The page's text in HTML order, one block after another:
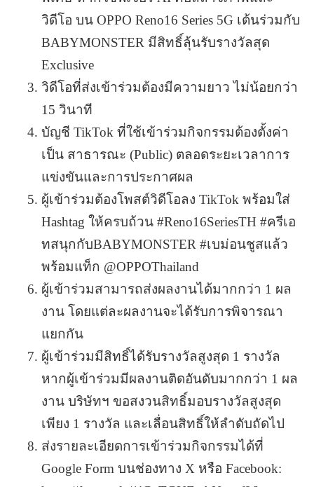
วิดีโอ บน OPPO Reno16 Series 5G เต้นร่วมกับ
BABYMONSTER มีสิทธิ์ลุ้นรับรางวัลสุด
Exclusive
วิดีโอที่ส่งเข้าร่วมต้องมีความยาว ไม่น้อยกว่า
15 วินาที
บัญชี TikTok ที่ใช้เข้าร่วมกิจกรรมต้องตั้งค่า
เป็น สาธารณะ (Public) ตลอดระยะเวลาการ
แข่งขันและการประกาศผล
ผู้เข้าร่วมต้องโพสต์วิดีโอลง TikTok พร้อมใส่
Hashtag ให้ครบถ้วน #Reno16SeriesTH #ครีเอ
ทสนุกกับBABYMONSTER #เบม่อนชูสแล้ว
พร้อมแท็ก @OPPOThailand
ผู้เข้าร่วมสามารถส่งผลงานได้มากกว่า 1 ผล
งาน โดยแต่ละผลงานจะได้รับการพิจารณา
แยกกัน
ผู้เข้าร่วมมีสิทธิ์ได้รับรางวัลสูงสุด 1 รางวัล
หากผู้เข้าร่วมมีผลงานติดอันดับมากกว่า 1 ผล
งาน บริษัทฯ ขอสงวนสิทธิ์มอบรางวัลสูงสุด
เพียง 1 รางวัล และเลื่อนสิทธิ์ให้ลำดับถัดไป
ส่งรายละเอียดการเข้าร่วมกิจกรรมได้ที่
Google Form บนช่องทาง X หรือ Facebook: